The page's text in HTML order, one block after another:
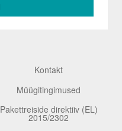
Kontakt
Müügitingimused
Pakettreiside direktiiv (EL)
2015/2302